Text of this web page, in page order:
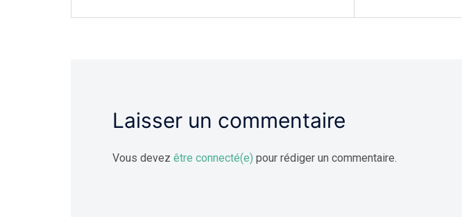
Laisser un commentaire
Vous devez être connecté(e) pour rédiger un commentaire.